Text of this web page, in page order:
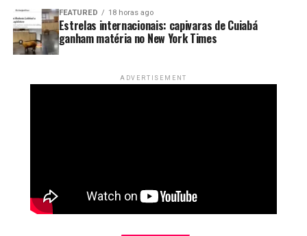
FEATURED 18 horas ago
Estrelas internacionais: capivaras de Cuiabá
ganham matéria no New York Times
ADVERTISEMENT